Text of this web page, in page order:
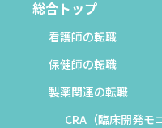
総合トップ
看護師の転職
保健師の転職
製薬関連の転職
CRA（臨床開発モ